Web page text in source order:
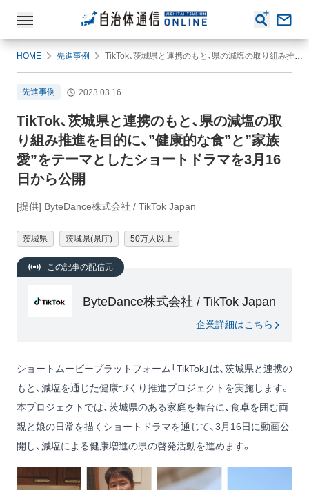
HOME 先進事例 TikTok、茨城県と連携のもと、県の減塩の取り組み推進を目的に、”健康的な食”と”家族愛”をテーマとしたショートドラマを3月16日から公開
先進事例 2023.03.16
TikTok、茨城県と連携のもと、県の減塩の取
り組み推進を目的に、”健康的な食”と”家族
愛”をテーマとしたショートドラマを3月16
日から公開
[提供] ByteDance株式会社 / TikTok Japan
茨城県 茨城県(県庁) 50万人以上
この記事の配信元
ByteDance株式会社 / TikTok Japan
企業詳細はこちら
ショートムービープラットフォーム「TikTok」は、茨城県と連携の
もと、減塩を通じた健康づくり推進プロジェクトを実施します。
本プロジェクトでは、茨城県のある家庭を舞台に、食卓を囲む両
親と娘の日常を描くショートドラマを通じて、3月16日に動画公
開し、減塩による健康増進の県の啓発活動を進めます。